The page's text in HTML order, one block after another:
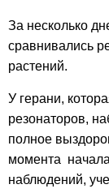
За несколько
сравнивались
растений.
У герани,
резонаторов,
полное
момента
наблюдений,